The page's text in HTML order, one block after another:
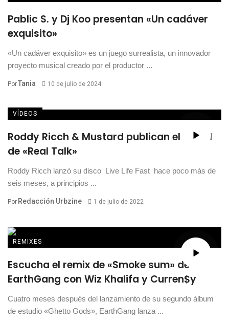
Pablic S. y Dj Koo presentan «Un cadáver
exquisito»
«Un cadáver exquisito» es un juego surrealista, un innovador
proyecto musical creado por el productor ...
PorTania 10 de julio de 2024
VÍDEOS
Roddy Ricch & Mustard publican el visual
de «Real Talk»
Roddy Ricch lanzó su disco Live Life Fast hace poco más de
seis meses, a principios ...
Por Redacción Urbzine 1 de julio de 2022
REMIXES
Escucha el remix de «Smoke sum» de
EarthGang con Wiz Khalifa y Curren$y
Cuatro meses después del lanzamiento de su segundo álbum
de estudio «Ghetto Gods», EarthGang lanza ...